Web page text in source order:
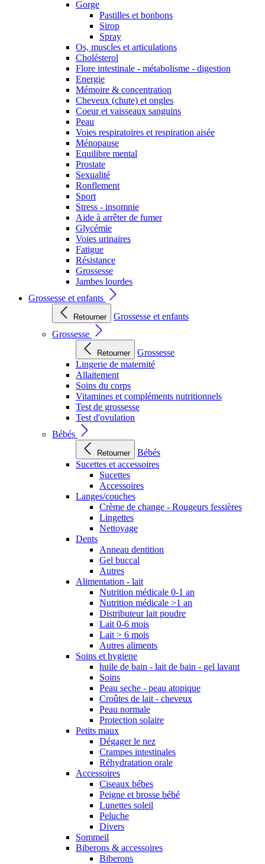
Gorge
Pastilles et bonbons
Sirop
Spray
Os, muscles et articulations
Cholésterol
Flore intestinale - métabolisme - digestion
Energie
Mémoire & concentration
Cheveux (chute) et ongles
Coeur et vaisseaux sanguins
Peau
Voies respiratoires et respiration aisée
Ménopause
Equilibre mental
Prostate
Sexualité
Ronflement
Sport
Stress - insomnie
Aide à arrêter de fumer
Glycémie
Voies urinaires
Fatigue
Résistance
Grossesse
Jambes lourdes
Grossesse et enfants
Retourner
Grossesse et enfants
Grossesse
Retourner
Grossesse
Lingerie de maternité
Allaitement
Soins du corps
Vitamines et compléments nutritionnels
Test de grossesse
Test d'ovulation
Bébés
Retourner
Bébés
Sucettes et accessoires
Sucettes
Accessoires
Langes/couches
Crème de change - Rougeurs fessières
Lingettes
Nettoyage
Dents
Anneau dentition
Gel buccal
Autres
Alimentation - lait
Nutrition médicale 0-1 an
Nutrition médicale >1 an
Distributeur lait poudre
Lait 0-6 mois
Lait > 6 mois
Autres aliments
Soins et hygiene
huile de bain - lait de bain - gel lavant
Soins
Peau seche - peau atopique
Croûtes de lait - cheveux
Peau normale
Protection solaire
Petits maux
Dégager le nez
Crampes intestinales
Réhydratation orale
Accessoires
Ciseaux bébes
Peigne et brosse bébé
Lunettes soleil
Peluche
Divers
Sommeil
Biberons & accessoires
Biberons